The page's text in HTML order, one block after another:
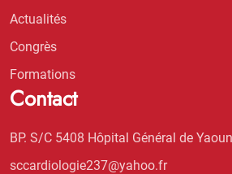
Actualités
Congrès
Formations
Contact
BP. S/C 5408 Hôpital Général de
sccardiologie237@yahoo.fr